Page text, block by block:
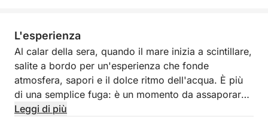
L'esperienza
Al calar della sera, quando il mare inizia a scintillare,
salite a bordo per un'esperienza che fonde
atmosfera, sapori e il dolce ritmo dell'acqua. È più
di una semplice fuga: è un momento da assaporare.
Leggi di più